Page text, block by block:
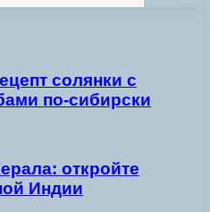
солянки с
по-сибирски
откройте
Индии